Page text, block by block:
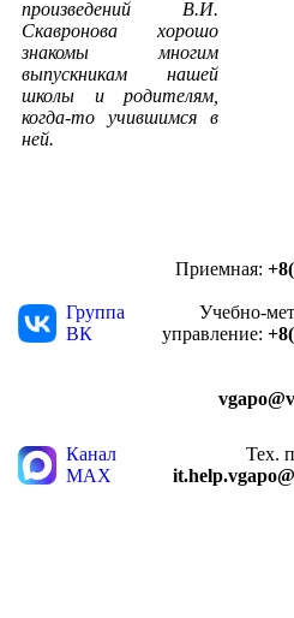
произведений В.И.
Скавронова хорошо
знакомы многим
выпускникам нашей
школы и родителям,
когда-то учившимся в
ней.
Группа
ВК
Приемная:
Учебно-
управление:
Канал
MAX
Тех.